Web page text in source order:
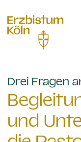
Drei Fragen
und